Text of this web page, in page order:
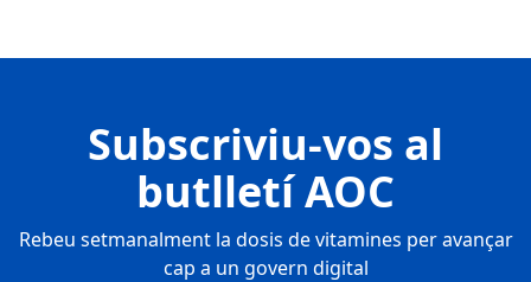
Subscriviu-vos al
butlletí AOC
Rebeu setmanalment la dosis de vitamines per avançar
cap a un govern digital